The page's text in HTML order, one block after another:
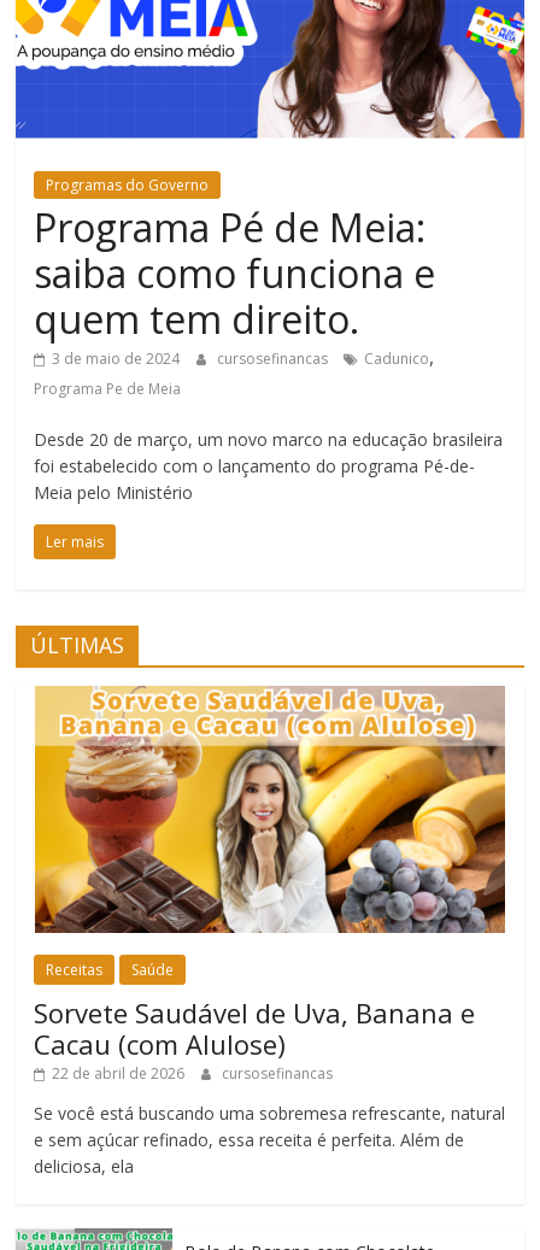
Estar
Programas do Governo
Programa Pé de Meia:
saiba como funciona e
quem tem direito.
3 de maio de 2024 cursosefinancas Cadunico,
Programa Pe de Meia
Desde 20 de março, um novo marco na educação brasileira
foi estabelecido com o lançamento do programa Pé-de-
Meia pelo Ministério
Ler mais
ÚLTIMAS
Receitas Saúde
Sorvete Saudável de Uva, Banana e
Cacau (com Alulose)
22 de abril de 2026 cursosefinancas
Se você está buscando uma sobremesa refrescante, natural
e sem açúcar refinado, essa receita é perfeita. Além de
deliciosa, ela